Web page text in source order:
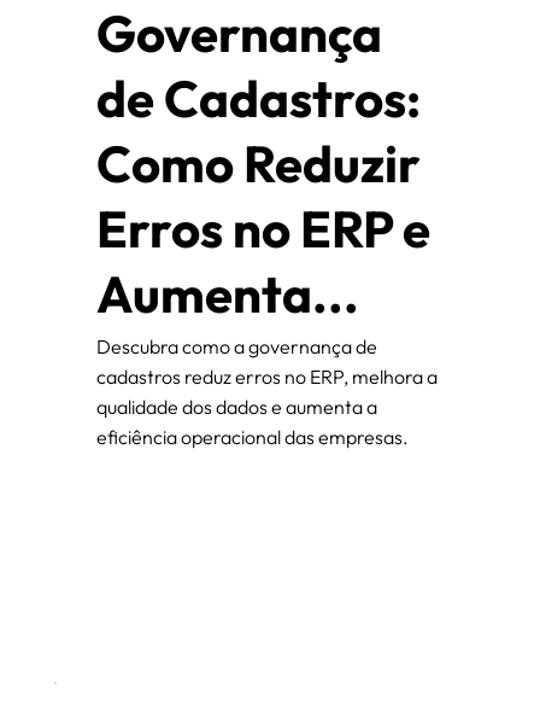
Governança
de Cadastros:
Como Reduzir
Erros no ERP e
Aumenta...
Descubra como a governança de
cadastros reduz erros no ERP, melhora a
qualidade dos dados e aumenta a
eficiência operacional das empresas.